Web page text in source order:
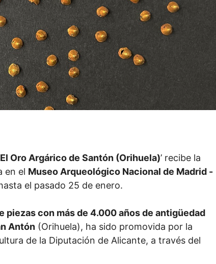
El Oro Argárico de Santón (Orihuela)’ recibe la
en el Museo Arqueológico Nacional de Madrid -
el pasado 25 de enero.
piezas con más de 4.000 años de antigüedad
Antón (Orihuela), ha sido promovida por la
de la Diputación de Alicante, a través del